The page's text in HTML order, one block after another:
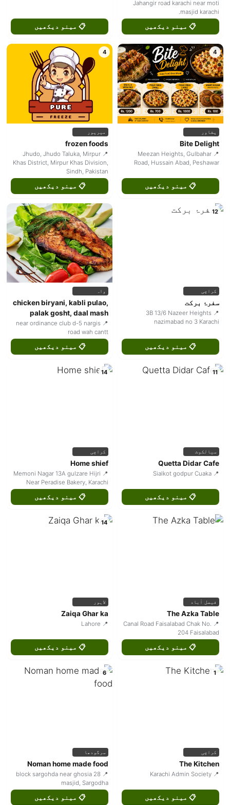
Jahangir road karachi near moti
masjid karachi.
📋 مینو دیکھیں 📋 مینو دیکھیں
4
پشاور
Bite Delight
📍 Meezan Heights, Gulbahar
Road, Hussain Abad, Peshawar
📋 مینو دیکھیں
4
میرپور
frozen foods
📍 Jhudo, Jhudo Taluka, Mirpur
Khas District, Mirpur Khas Division,
Sindh, Pakistan
📋 مینو دیکھیں
12
کراچی
سفرۂ برکت
📍 3B 13/6 Nazeer Heights
nazimabad no 3 Karachi
📋 مینو دیکھیں
واہ
chicken biryani, kabli pulao,
palak gosht, daal mash
📍 near ordinance club d-5 nargis
road wah cantt
📋 مینو دیکھیں
11
سیالکوٹ
Quetta Didar Cafe
📍 Sialkot godpur Cuaka
📋 مینو دیکھیں
14
کراچی
Home shief
📍 Memoni Nagar 13A gulzare Hijri
Near Peradise Bakery, Karachi
📋 مینو دیکھیں
فیصل آباد
The Azka Table
📍 Canal Road Faisalabad Chak No.
204 Faisalabad
📋 مینو دیکھیں
14
لاہور
Zaiqa Ghar ka
📍 Lahore
📋 مینو دیکھیں
1
کراچی
The Kitchen
📍 Karachi Admin Society
📋 مینو دیکھیں
6
سرگودھا
Noman home made food
📍 28 block sargohda near ghosia
masjid, Sargodha
📋 مینو دیکھیں